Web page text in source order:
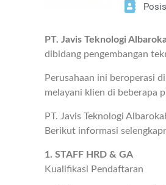
PT. Javis Teknologi
dibidang pengembangan
Perusahaan ini beroperasi
melayani klien di beberapa
PT. Javis Teknologi
Berikut informasi
1. STAFF HRD & GA
Kualifikasi Pendaftaran